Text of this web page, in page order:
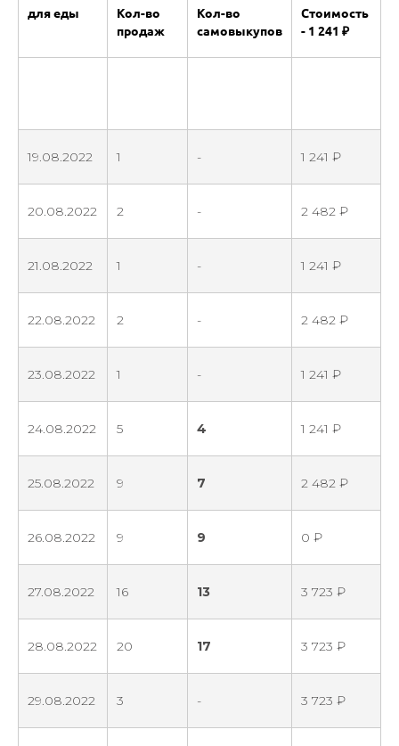
для еды
Кол-во
продаж
Кол-во
самовыкупов
Стоимость
- 1 241 ₽
19.08.2022 1 - 1 241 ₽
20.08.2022 2 - 2 482 ₽
21.08.2022 1 - 1 241 ₽
22.08.2022 2 - 2 482 ₽
23.08.2022 1 - 1 241 ₽
24.08.2022 5 4 1 241 ₽
25.08.2022 9 7 2 482 ₽
26.08.2022 9 9 0 ₽
27.08.2022 16 13 3 723 ₽
28.08.2022 20 17 3 723 ₽
29.08.2022 3 - 3 723 ₽